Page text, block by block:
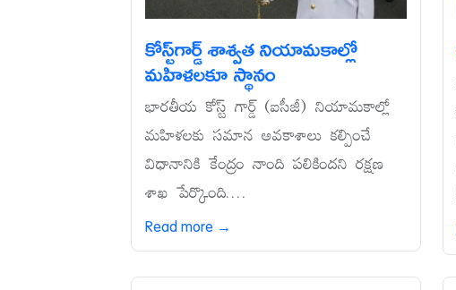
కోస్ట్‌గార్డ్‌ శాశ్వత నియామకాల్లో
మహిళలకూ స్థానం
భారతీయ కోస్ట్‌ గార్డ్‌ (ఐసీజీ) నియామకాల్లో
మహిళలకు సమాన అవకాశాలు కల్పించే
విధానానికి కేంద్రం నాంది పలికిందని రక్షణ
శాఖ పేర్కొంది....
Read more →